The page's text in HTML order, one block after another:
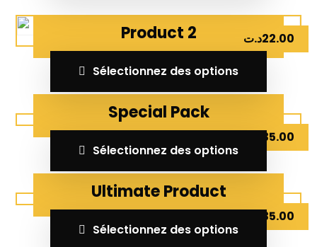
Product 2 22.00د.ت
Sélectionnez des options
Special Pack
35.00
Sélectionnez des options
Ultimate Product
35.00
Sélectionnez des options